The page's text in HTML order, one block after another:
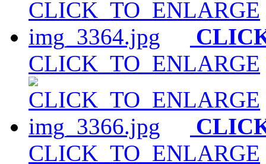
CLICK_TO_ENLARGE
CLICK_TO_ENLARGE